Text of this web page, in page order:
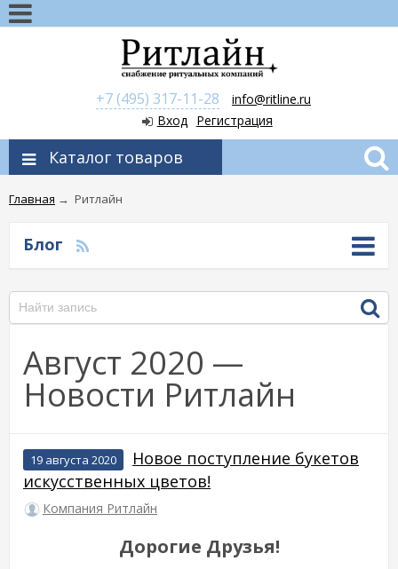
+7 (495) 317-11-28
info@ritline.ru
Вход
Регистрация
Каталог товаров
Главная → Ритлайн
Блог
Август 2020 —
Новости Ритлайн
19 августа 2020
Новое поступление букетов
искусственных цветов!
Компания Ритлайн
Дорогие Друзья!